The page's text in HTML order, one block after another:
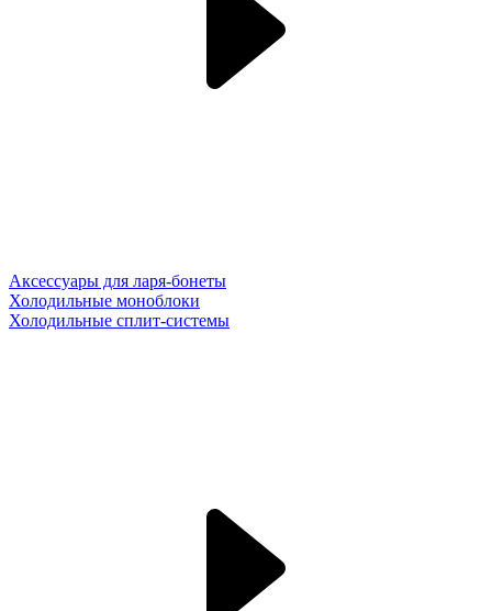
Аксессуары для ларя-бонеты
Холодильные моноблоки
Холодильные сплит-системы